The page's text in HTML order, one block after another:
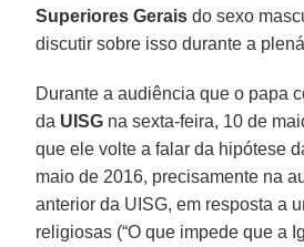
Superiores Gerais do sexo
discutir sobre isso durante a
Durante a audiência que o papa
da UISG na sexta-feira, 10 de
que ele volte a falar da hipótese
maio de 2016, precisamente na
anterior da UISG, em resposta a
religiosas (“O que impede que a